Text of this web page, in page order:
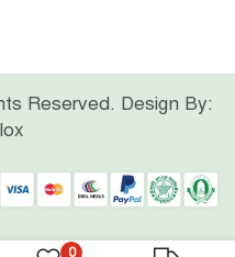
0
Reserved. Design By: